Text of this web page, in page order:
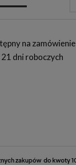
na zamówienie
21 dni roboczych